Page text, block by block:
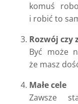
komuś
i robić to
Rozwój czy
Być może
że masz
Małe cele
Zawsze